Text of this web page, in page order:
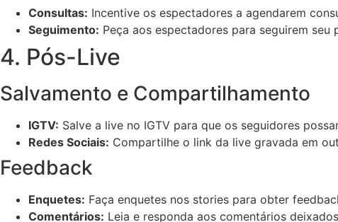
Consultas: Incentive os espectadores a agendarem
Seguimento: Peça aos espectadores para seguirem
4. Pós-Live
Salvamento e Compartilhamento
IGTV: Salve a live no IGTV para que os seguidores
Redes Sociais: Compartilhe o link da live gravada em
Feedback
Enquetes: Faça enquetes nos stories para obter
Comentários: Leia e responda aos comentários